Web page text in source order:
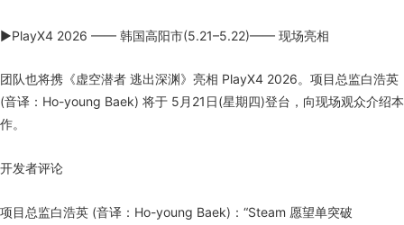
▶PlayX4 2026 —— 韩国高阳市(5.21–5.22)—— 现场亮相
团队也将携《虚空潜者 逃出深渊》亮相 PlayX4 2026。项目总监白浩英
(音译：Ho-young Baek) 将于 5月21日(星期四)登台，向现场观众介绍本
作。
开发者评论
项目总监白浩英 (音译：Ho-young Baek)：“Steam 愿望单突破